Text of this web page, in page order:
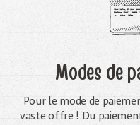
Modes de
Pour le mode de
vaste offre ! Du